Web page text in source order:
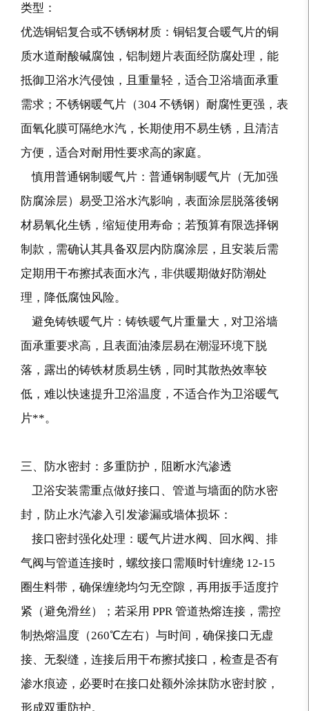
类型：
优选铜铝复合或不锈钢材质：铜铝复合暖气片的铜
质水道耐酸碱腐蚀，铝制翅片表面经防腐处理，能
抵御卫浴水汽侵蚀，且重量轻，适合卫浴墙面承重
需求；不锈钢暖气片（304 不锈钢）耐腐性更强，表
面氧化膜可隔绝水汽，长期使用不易生锈，且清洁
方便，适合对耐用性要求高的家庭。
慎用普通钢制暖气片：普通钢制暖气片（无加强
防腐涂层）易受卫浴水汽影响，表面涂层脱落後钢
材易氧化生锈，缩短使用寿命；若预算有限选择钢
制款，需确认其具备双层内防腐涂层，且安装后需
定期用干布擦拭表面水汽，非供暖期做好防潮处
理，降低腐蚀风险。
避免铸铁暖气片：铸铁暖气片重量大，对卫浴墙
面承重要求高，且表面油漆层易在潮湿环境下脱
落，露出的铸铁材质易生锈，同时其散热效率较
低，难以快速提升卫浴温度，不适合作为卫浴暖气
片**。
三、防水密封：多重防护，阻断水汽渗透
卫浴安装需重点做好接口、管道与墙面的防水密
封，防止水汽渗入引发渗漏或墙体损坏：
接口密封强化处理：暖气片进水阀、回水阀、排
气阀与管道连接时，螺纹接口需顺时针缠绕 12-15
圈生料带，确保缠绕均匀无空隙，再用扳手适度拧
紧（避免滑丝）；若采用 PPR 管道热熔连接，需控
制热熔温度（260℃左右）与时间，确保接口无虚
接、无裂缝，连接后用干布擦拭接口，检查是否有
渗水痕迹，必要时在接口处额外涂抹防水密封胶，
形成双重防护。